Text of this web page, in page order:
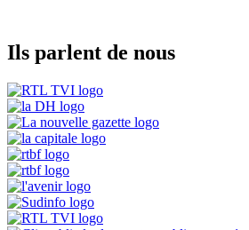
Ils parlent de nous